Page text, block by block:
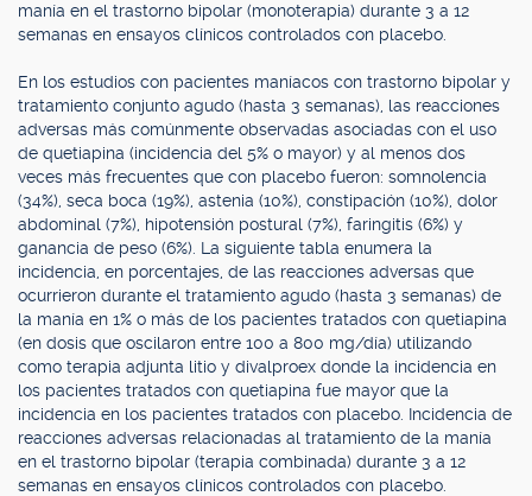
manía en el trastorno bipolar (monoterapia) durante 3 a 12
semanas en ensayos clínicos controlados con placebo.
En los estudios con pacientes maníacos con trastorno bipolar y
tratamiento conjunto agudo (hasta 3 semanas), las reacciones
adversas más comúnmente observadas asociadas con el uso
de quetiapina (incidencia del 5% o mayor) y al menos dos
veces más frecuentes que con placebo fueron: somnolencia
(34%), seca boca (19%), astenia (10%), constipación (10%), dolor
abdominal (7%), hipotensión postural (7%), faringitis (6%) y
ganancia de peso (6%). La siguiente tabla enumera la
incidencia, en porcentajes, de las reacciones adversas que
ocurrieron durante el tratamiento agudo (hasta 3 semanas) de
la manía en 1% o más de los pacientes tratados con quetiapina
(en dosis que oscilaron entre 100 a 800 mg/día) utilizando
como terapia adjunta litio y divalproex donde la incidencia en
los pacientes tratados con quetiapina fue mayor que la
incidencia en los pacientes tratados con placebo. Incidencia de
reacciones adversas relacionadas al tratamiento de la manía
en el trastorno bipolar (terapia combinada) durante 3 a 12
semanas en ensayos clínicos controlados con placebo.